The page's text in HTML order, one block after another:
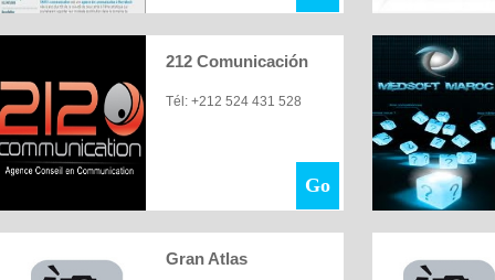
212 Comunicación
Tél: +212 524 431 528
Go
Gran Atlas